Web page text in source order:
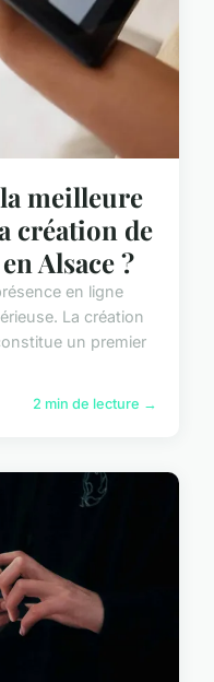
meilleure
création de
Alsace ?
en ligne
La création
un premier
2 min de lecture →